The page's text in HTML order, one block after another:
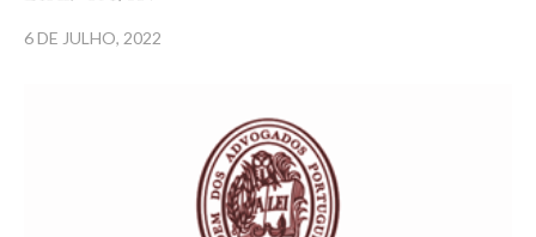
6 DE JULHO, 2022